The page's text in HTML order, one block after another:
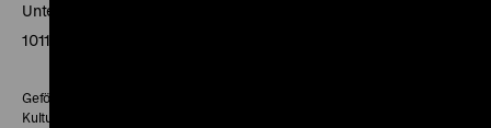
Unter den Linden 2
10117 Berlin
Gefördert mit Mitteln des Beauftragten der Bundesregierung für
Kultur und Medien